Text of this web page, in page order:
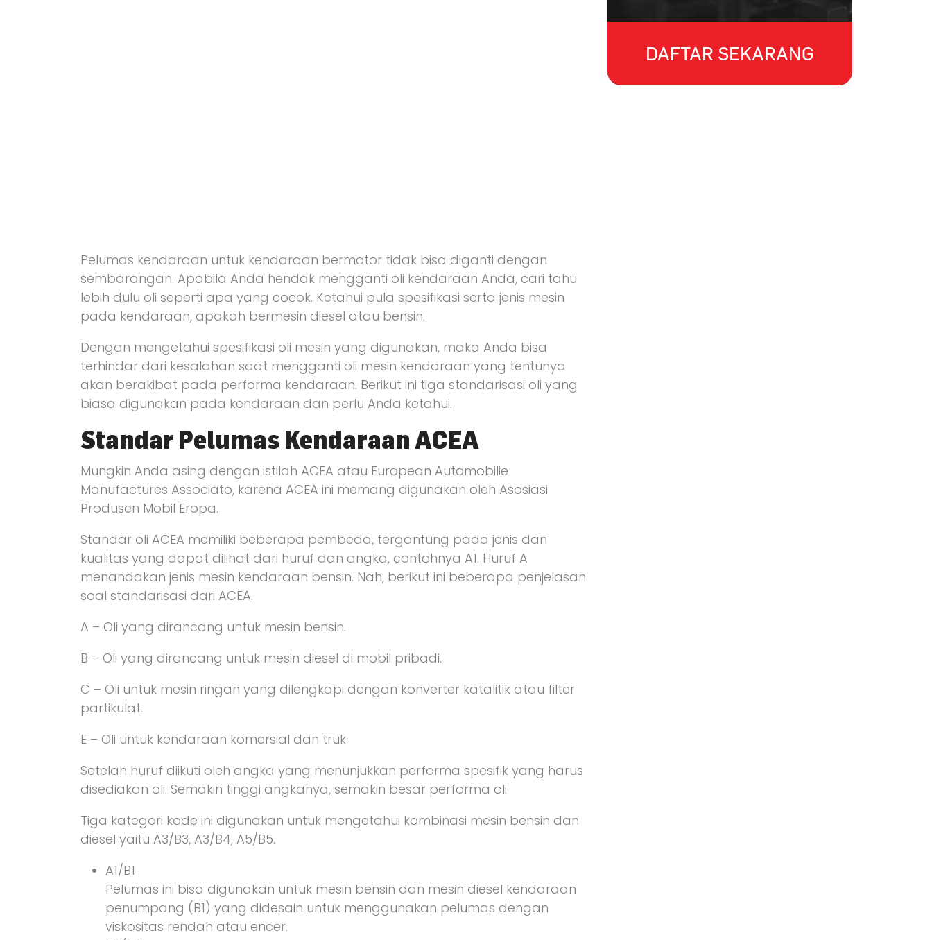
Pelumas kendaraan untuk kendaraan bermotor tidak bisa diganti dengan
sembarangan. Apabila Anda hendak mengganti oli kendaraan Anda, cari tahu
lebih dulu oli seperti apa yang cocok. Ketahui pula spesifikasi serta jenis mesin
pada kendaraan, apakah bermesin diesel atau bensin.
Dengan mengetahui spesifikasi oli mesin yang digunakan, maka Anda bisa
terhindar dari kesalahan saat mengganti oli mesin kendaraan yang tentunya
akan berakibat pada performa kendaraan. Berikut ini tiga standarisasi oli yang
biasa digunakan pada kendaraan dan perlu Anda ketahui.
Standar Pelumas Kendaraan ACEA
Mungkin Anda asing dengan istilah ACEA atau European Automobilie
Manufactures Associato, karena ACEA ini memang digunakan oleh Asosiasi
Produsen Mobil Eropa.
Standar oli ACEA memiliki beberapa pembeda, tergantung pada jenis dan
kualitas yang dapat dilihat dari huruf dan angka, contohnya A1. Huruf A
menandakan jenis mesin kendaraan bensin. Nah, berikut ini beberapa penjelasan
soal standarisasi dari ACEA.
A – Oli yang dirancang untuk mesin bensin.
B – Oli yang dirancang untuk mesin diesel di mobil pribadi.
C – Oli untuk mesin ringan yang dilengkapi dengan konverter katalitik atau filter
partikulat.
E – Oli untuk kendaraan komersial dan truk.
Setelah huruf diikuti oleh angka yang menunjukkan performa spesifik yang harus
disediakan oli. Semakin tinggi angkanya, semakin besar performa oli.
Tiga kategori kode ini digunakan untuk mengetahui kombinasi mesin bensin dan
diesel yaitu A3/B3, A3/B4, A5/B5.
A1/B1
Pelumas ini bisa digunakan untuk mesin bensin dan mesin diesel kendaraan
penumpang (B1) yang didesain untuk menggunakan pelumas dengan
viskositas rendah atau encer.
DAFTAR SEKARANG